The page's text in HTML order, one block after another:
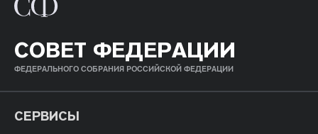
СОВЕТ ФЕДЕРАЦИИ
ФЕДЕРАЛЬНОГО СОБРАНИЯ РОССИЙСКОЙ ФЕДЕРАЦИИ
СЕРВИСЫ